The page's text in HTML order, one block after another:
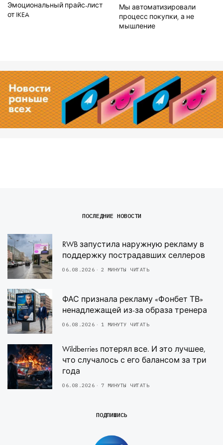
Эмоциональный прайс-лист
от IKEA
Мы автоматизировали
процесс покупки, а не
мышление
ПОСЛЕДНИЕ НОВОСТИ
RWB запустила наружную рекламу в
поддержку пострадавших селлеров
06.08.2026 2 МИНУТЫ ЧИТАТЬ
ФАС признала рекламу «Фонбет ТВ»
ненадлежащей из-за образа тренера
06.08.2026 1 МИНУТУ ЧИТАТЬ
Wildberries потерял все. И это лучшее,
что случалось с его балансом за три
года
06.08.2026 7 МИНУТЫ ЧИТАТЬ
ПОДПИШИСЬ